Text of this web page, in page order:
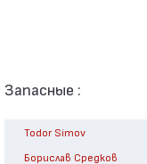
Запасные :
Todor Simov
Борислав Средков